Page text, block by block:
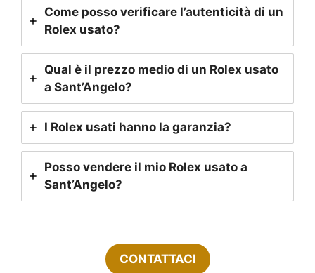
Come posso verificare l’autenticità di un
Rolex usato?
Qual è il prezzo medio di un Rolex usato
a Sant’Angelo?
I Rolex usati hanno la garanzia?
Posso vendere il mio Rolex usato a
Sant’Angelo?
CONTATTACI